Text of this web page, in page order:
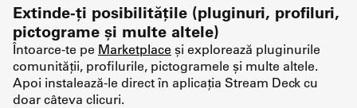
Extinde-ți posibilitățile (pluginuri, profiluri,
pictograme și multe altele)
Întoarce-te pe Marketplace și explorează pluginurile
comunității, profilurile, pictogramele și multe altele.
Apoi instalează-le direct în aplicația Stream Deck cu
doar câteva clicuri.